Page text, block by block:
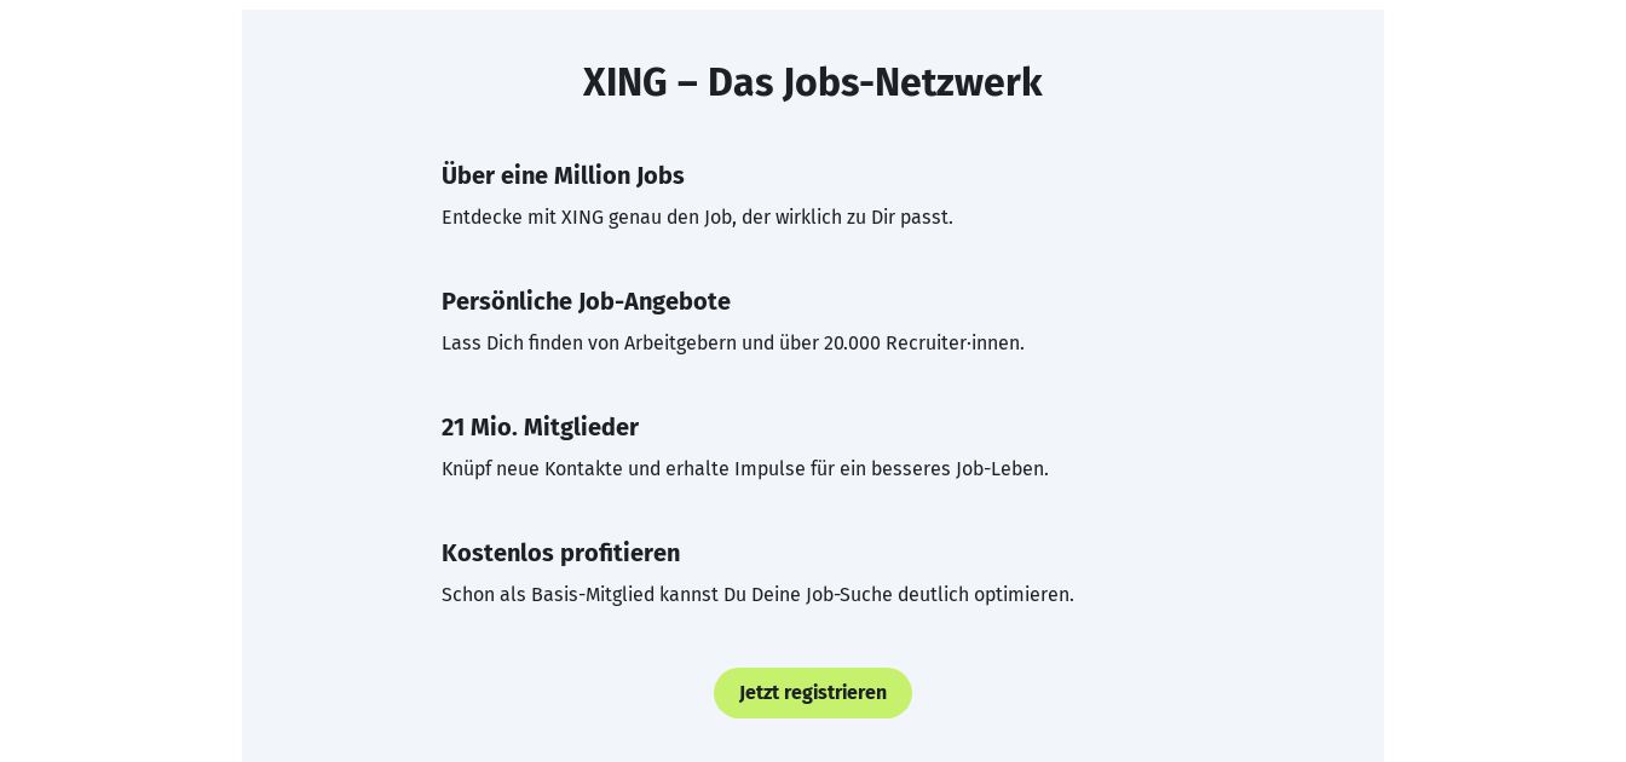
XING – Das Jobs-Netzwerk
Über eine Million Jobs
Entdecke mit XING genau den Job, der wirklich zu Dir passt.
Persönliche Job-Angebote
Lass Dich finden von Arbeitgebern und über 20.000 Recruiter·innen.
21 Mio. Mitglieder
Knüpf neue Kontakte und erhalte Impulse für ein besseres Job-Leben.
Kostenlos profitieren
Schon als Basis-Mitglied kannst Du Deine Job-Suche deutlich optimieren.
Jetzt registrieren